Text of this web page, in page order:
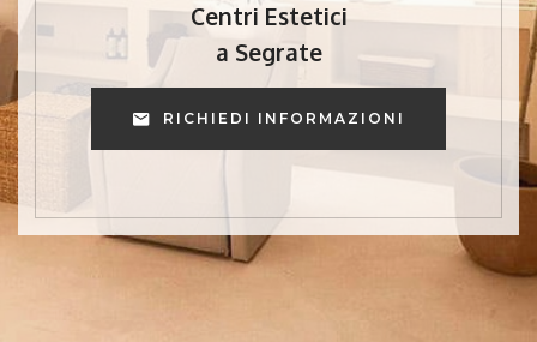
Centri Estetici
a Segrate
RICHIEDI INFORMAZIONI